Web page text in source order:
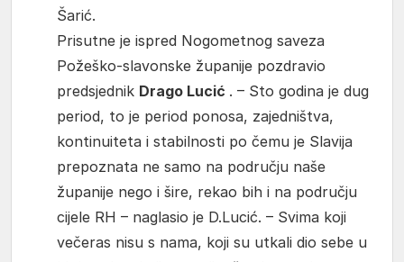
Šarić.
Prisutne je ispred Nogometnog saveza
Požeško-slavonske županije pozdravio
predsjednik Drago Lucić . – Sto godina je dug
period, to je period ponosa, zajedništva,
kontinuiteta i stabilnosti po čemu je Slavija
prepoznata ne samo na području naše
županije nego i šire, rekao bih i na području
cijele RH – naglasio je D.Lucić. – Svima koji
večeras nisu s nama, koji su utkali dio sebe u